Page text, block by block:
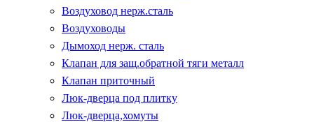
Воздуховод нерж.сталь
Воздуховоды
Дымоход нерж. сталь
Клапан для защ.обратной тяги металл
Клапан приточный
Люк-дверца под плитку
Люк-дверца,хомуты